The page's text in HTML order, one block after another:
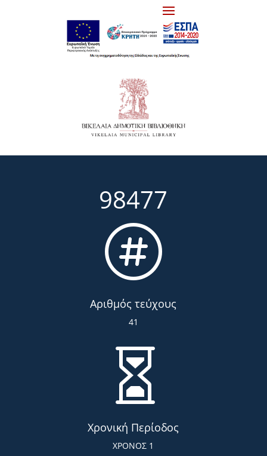
98477

Αριθμός τεύχους
41

Χρονική Περίοδος
ΧΡΟΝΟΣ 1